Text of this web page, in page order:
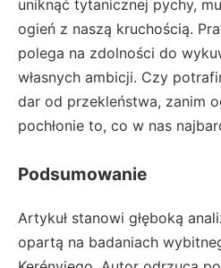
uniknąć tytanicznej pychy,
ogień z naszą kruchością.
polega na zdolności do
własnych ambicji. Czy
dar od przekleństwa, zanim
pochłonie to, co w nas
Podsumowanie
Artykuł stanowi głęboką
opartą na badaniach